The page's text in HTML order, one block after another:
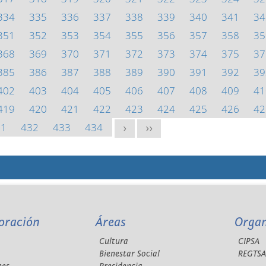
335 336 337 338 339 340 341
352 353 354 355 356 357 358
369 370 371 372 373 374 375
386 387 388 389 390 391 392
403 404 405 406 407 408 409
420 421 422 423 424 425 426
432 433 434 > >>
Áreas
Cultura
Bienestar Social
CIPSA
REGTSA